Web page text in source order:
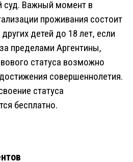
суд. Важный момент в
проживания состоит
детей до 18 лет, если
пределами Аргентины,
статуса возможно
совершеннолетия.
статуса
бесплатно.